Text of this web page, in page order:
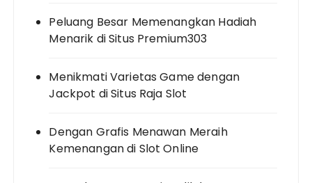
Peluang Besar Memenangkan Hadiah
Menarik di Situs Premium303
Menikmati Varietas Game dengan
Jackpot di Situs Raja Slot
Dengan Grafis Menawan Meraih
Kemenangan di Slot Online